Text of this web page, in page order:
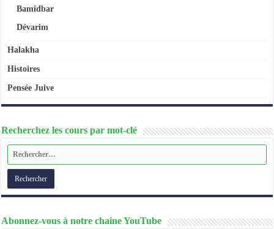
Bamidbar
Dévarim
Halakha
Histoires
Pensée Juive
Recherchez les cours par mot-clé
Abonnez-vous à notre chaine YouTube